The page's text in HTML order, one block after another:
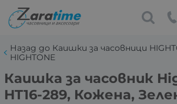
Назад до Каишки за часовници
HIGHTONE
Каишка за часовник
HT16-289, Кожена,